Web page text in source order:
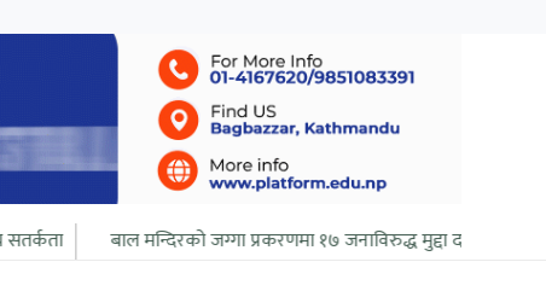
जग्गा प्रकरणमा १७ जनाविरुद्ध मुद्दा दर्ता भारतले सुरु गर्‍यो